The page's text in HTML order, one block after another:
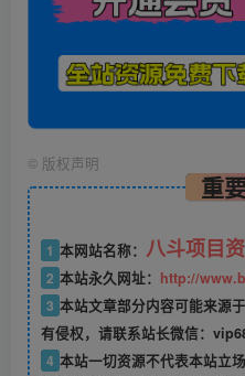
© 版权声明
重
1 本网站名称： 八斗项目
2 本站永久网址： http://
3 本站文章部分内容可能来源
有侵权，请联系站长微信：
4 本站一切资源不代表本站立